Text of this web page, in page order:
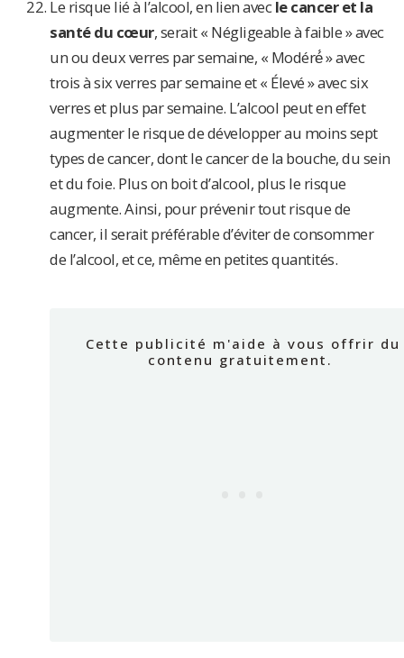
Le risque lié à l’alcool, en lien avecle cancer et la
santé du cœur, serait « Négligeable à faible » avec
un ou deux verres par semaine, « Modéré́ » avec
trois à six verres par semaine et « Élevé » avec six
verres et plus par semaine. L’alcool peut en effet
augmenter le risque de développer au moins sept
types de cancer, dont le cancer de la bouche, du sein
et du foie. Plus on boit d’alcool, plus le risque
augmente. Ainsi, pour prévenir tout risque de
cancer, il serait préférable d’éviter de consommer
de l’alcool, et ce, même en petites quantités.